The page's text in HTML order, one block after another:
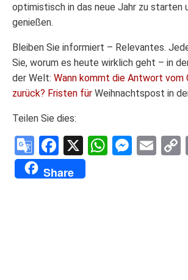
optimistisch in das neue Jahr zu starten
genießen.
Bleiben Sie informiert – Relevantes.
Sie, worum es heute wirklich geht – in
der Welt: Wann kommt die Antwort vom
zurück? Fristen für Weihnachtspost in
Teilen Sie dies:
Google
Translate
Facebook
X
Share